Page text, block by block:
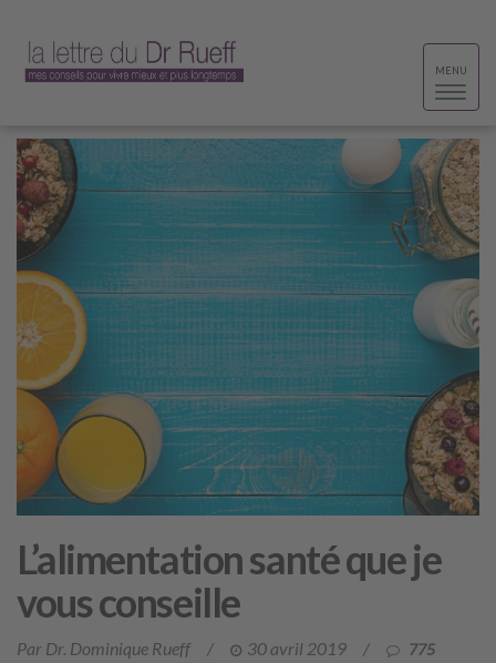
Toggle
MENU
L’alimentation santé que je
vous conseille
Par Dr. Dominique Rueff / 30 avril 2019 /
775